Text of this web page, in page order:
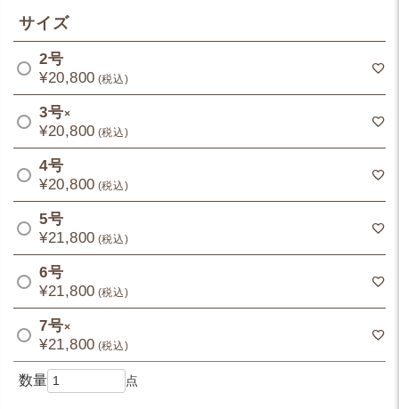
サイズ
2号
¥20,800 税込
3号×
¥20,800 税込
4号
¥20,800 税込
5号
¥21,800 税込
6号
¥21,800 税込
7号×
¥21,800 税込